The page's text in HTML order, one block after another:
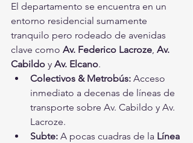
El departamento se encuentra en un
entorno residencial sumamente
tranquilo pero rodeado de avenidas
clave como Av. Federico Lacroze, Av.
Cabildo y Av. Elcano.
Colectivos & Metrobús: Acceso
inmediato a decenas de líneas de
transporte sobre Av. Cabildo y Av.
Lacroze.
Subte: A pocas cuadras de la Línea